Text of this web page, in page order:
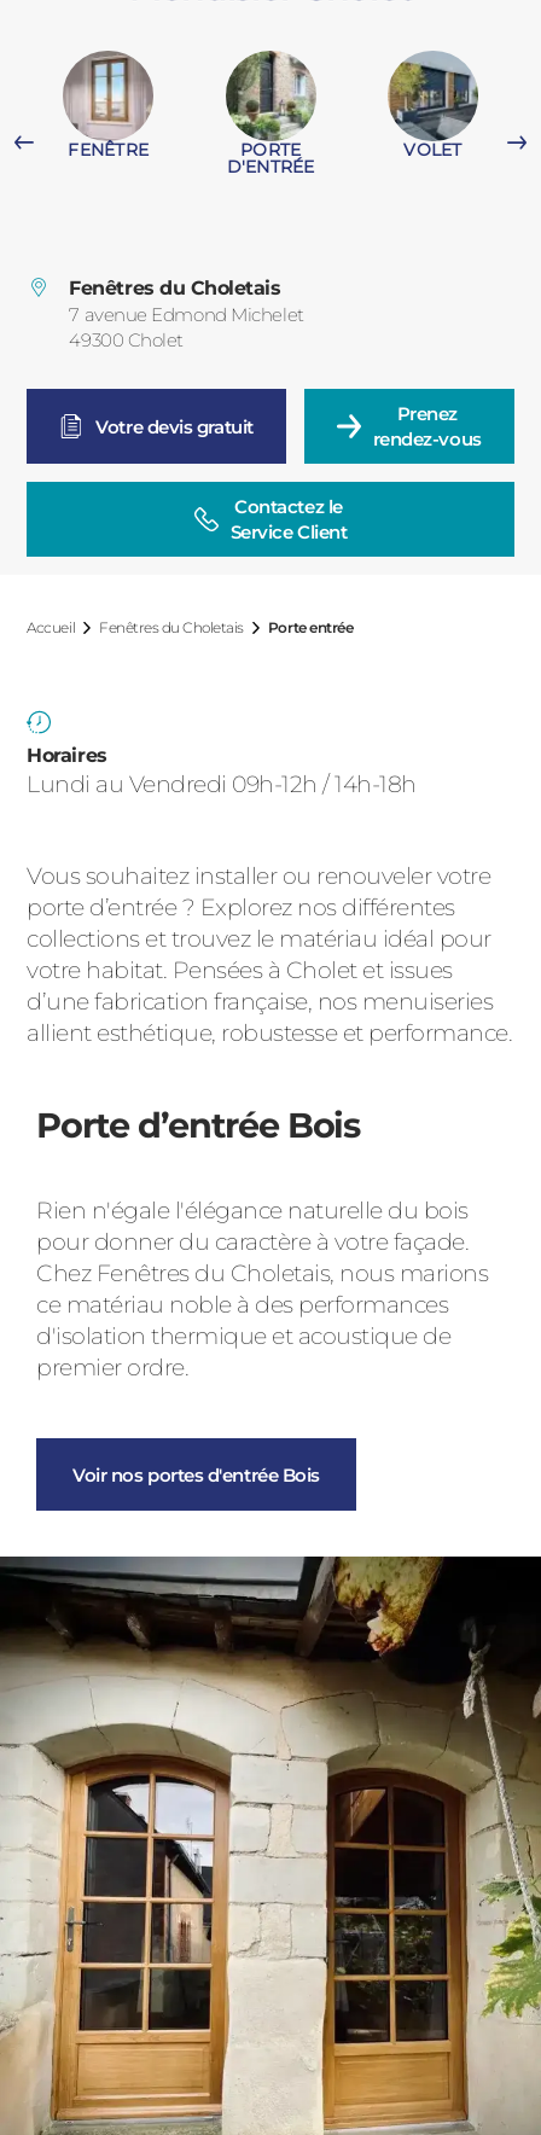
FENÊTRE PORTE
D'ENTRÉE
VOLET
Fenêtres du Choletais
7 avenue Edmond Michelet
49300 Cholet
Votre devis gratuit
Prenez
rendez-vous
Contactez le
Service Client
Accueil Fenêtres du Choletais Porte entrée
Horaires
Lundi au Vendredi 09h-12h / 14h-18h
Vous souhaitez installer ou renouveler votre
porte d’entrée ? Explorez nos différentes
collections et trouvez le matériau idéal pour
votre habitat. Pensées à Cholet et issues
d’une fabrication française, nos menuiseries
allient esthétique, robustesse et performance.
Porte d’entrée Bois
Rien n'égale l'élégance naturelle du bois
pour donner du caractère à votre façade.
Chez Fenêtres du Choletais, nous marions
ce matériau noble à des performances
d'isolation thermique et acoustique de
premier ordre.
Voir nos portes d'entrée Bois
PVC
ACIER
CARPORTS
CLÔTURES